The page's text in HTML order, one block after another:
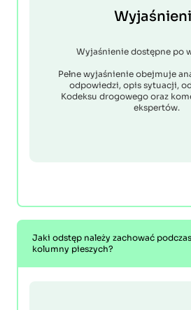
Wyjaśnienie dostępne po
Pełne wyjaśnienie obejmuje
odpowiedzi, opis sytuacji,
Kodeksu drogowego oraz
ekspertów.
Jaki odstęp należy zachować
kolumny pieszych?